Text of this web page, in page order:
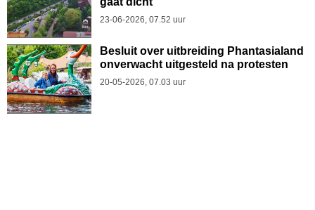
23-06-2026, 07.52 uur
Besluit over uitbreiding Phantasialand
onverwacht uitgesteld na protesten
20-05-2026, 07.03 uur